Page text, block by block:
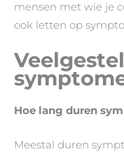
mensen met wie je
ook letten op
Hoe lang duren
Meestal duren